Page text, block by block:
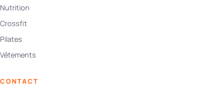
Nutrition
Crossfit
Pilates
Vêtements
CONTACT